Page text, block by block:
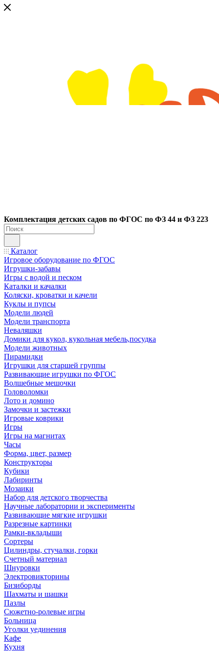
Комплектация детских садов по ФГОC по ФЗ 44 и ФЗ 223
Каталог
Игровое оборудование по ФГОС
Игрушки-забавы
Игры с водой и песком
Каталки и качалки
Коляски, кроватки и качели
Куклы и пупсы
Модели людей
Модели транспорта
Неваляшки
Домики для кукол, кукольная мебель,посудка
Модели животных
Пирамидки
Игрушки для старшей группы
Развивающие игрушки по ФГОС
Волшебные мешочки
Головоломки
Лото и домино
Замочки и застежки
Игровые коврики
Игры
Игры на магнитах
Часы
Форма, цвет, размер
Конструкторы
Кубики
Лабиринты
Мозаики
Набор для детского творчества
Научные лаборатории и эксперименты
Развивающие мягкие игрушки
Разрезные картинки
Рамки-вкладыши
Сортеры
Цилиндры, стучалки, горки
Счетный материал
Шнуровки
Электровикторины
Бизиборды
Шахматы и шашки
Пазлы
Сюжетно-ролевые игры
Больница
Уголки уединения
Кафе
Кухня